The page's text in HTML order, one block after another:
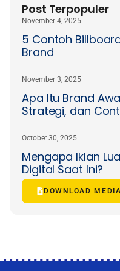
Post Terpopuler
5 Contoh
Brand
November 4, 2025
Apa Itu Brand
Strategi, dan
November 3, 2025
Mengapa Iklan
Digital Saat Ini?
October 30, 2025
DOWNLOAD